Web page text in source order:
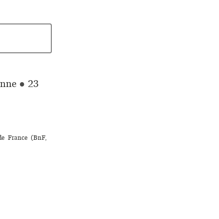
● 23
France (BnF,